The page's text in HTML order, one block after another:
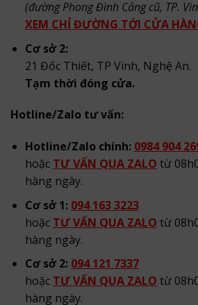
(đường Phong Đình Cảng cũ, TP.
XEM CHỈ ĐƯỜNG TỚI CỬA
Cơ sở 2:
21 Đốc Thiết, TP Vinh, Nghệ An.
Tạm thời đóng cửa.
Hotline/Zalo tư vấn:
Hotline/Zalo chính: 0984 904
hoặc TƯ VẤN QUA ZALO từ
hàng ngày.
Cơ sở 1: 094 163 3223
hoặc TƯ VẤN QUA ZALO từ
hàng ngày.
Cơ sở 2: 094 121 7337
hoặc TƯ VẤN QUA ZALO từ
hàng ngày.